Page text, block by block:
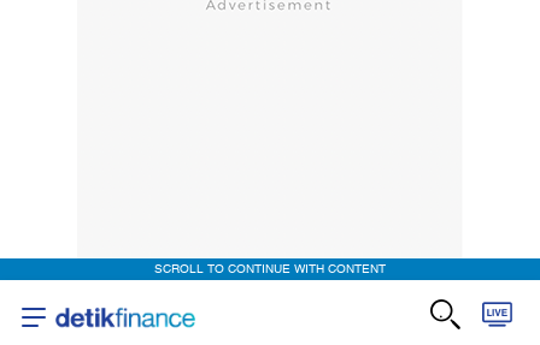
SCROLL TO CONTINUE WITH CONTENT